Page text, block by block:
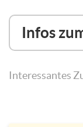
Infos
Interessantes